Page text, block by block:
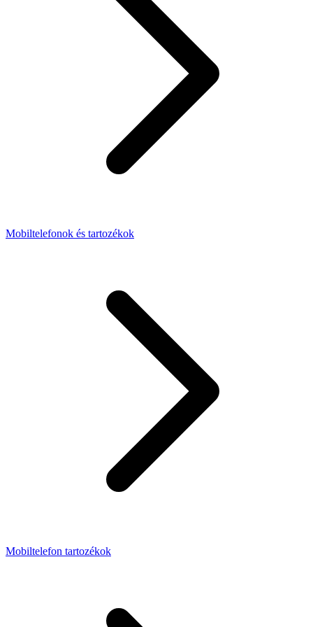
Mobiltelefonok és tartozékok
Mobiltelefon tartozékok